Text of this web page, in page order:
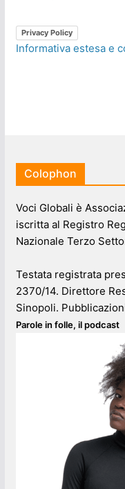
Privacy Policy
Informativa estesa e
Colophon
Voci Globali è
iscritta al Registro
Nazionale Terzo
Testata registrata
2370/14. Direttore
Sinopoli.
Parole in folle, il podcast